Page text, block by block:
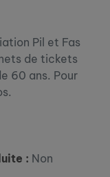
Pil et Fas
de tickets
60 ans. Pour
: Non